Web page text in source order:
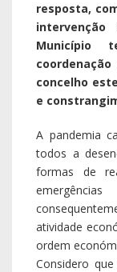
resposta,
Município
concelho
e
A pandemia
todos a
formas de
atividade
ordem
Considero